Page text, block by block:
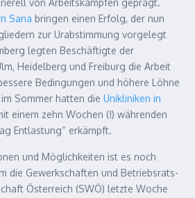
von Arbeitskämpfen geprägt.
Sana bringen einen Erfolg, der nun
zur Urabstimmung vorgelegt
legten Beschäftigte der
Heidelberg und Freiburg die Arbeit
Bedingungen und höhere Löhne
Sommer hatten die Unikliniken in
einem zehn Wochen (!) währenden
Entlastung“ erkämpft.
und Möglichkeiten ist es noch
die Gewerkschaften und Betriebsrats-
Österreich (SWÖ) letzte Woche